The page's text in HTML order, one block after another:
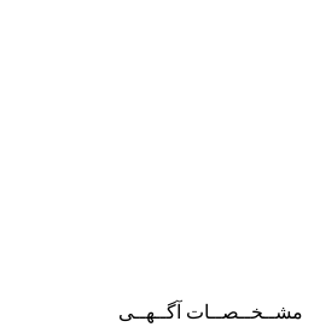
مشــخــصــات آگــهــی